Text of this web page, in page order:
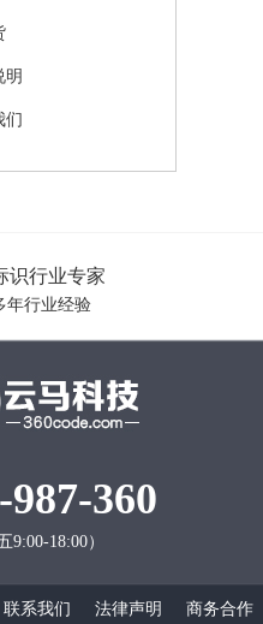
明
们
识行业专家
年行业经验
987-360
9:00-18:00）
联系我们 法律声明 商务合作